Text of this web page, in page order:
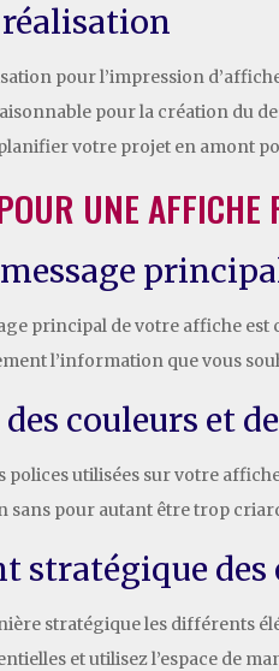
réalisation
pour l’impression
pour la création du
votre projet en amont
UNE AFFICHE
principal de votre affiche
l’information que vous
couleurs et
polices utilisées sur votre
sans pour autant être trop
stratégique des
stratégique les différents
et utilisez l’espace de